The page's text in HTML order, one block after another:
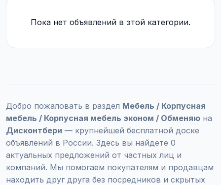
Пока нет объявлений в этой категории.
Добро пожаловать в раздел Мебель / Корпусная
мебель / Корпусная мебель эконом / Обменяю на
Дисконтбери — крупнейшей бесплатной доске
объявлений в России. Здесь вы найдете 0
актуальных предложений от частных лиц и
компаний. Мы помогаем покупателям и продавцам
находить друг друга без посредников и скрытых